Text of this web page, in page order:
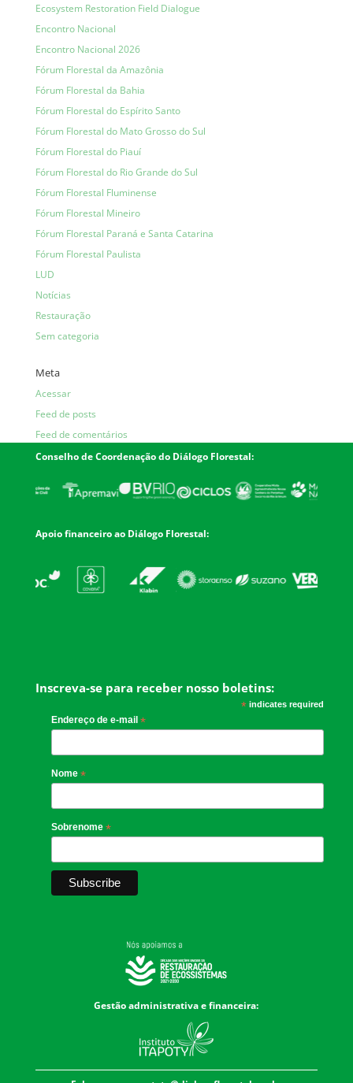
Ecosystem Restoration Field Dialogue
Encontro Nacional
Encontro Nacional 2026
Fórum Florestal da Amazônia
Fórum Florestal da Bahia
Fórum Florestal do Espírito Santo
Fórum Florestal do Mato Grosso do Sul
Fórum Florestal do Piauí
Fórum Florestal do Rio Grande do Sul
Fórum Florestal Fluminense
Fórum Florestal Mineiro
Fórum Florestal Paraná e Santa Catarina
Fórum Florestal Paulista
LUD
Notícias
Restauração
Sem categoria
Meta
Acessar
Feed de posts
Feed de comentários
WordPress.org
Conselho de Coordenação do Diálogo Florestal:
Apoio financeiro ao Diálogo Florestal:
Inscreva-se para receber nosso boletins:
*indicates required
Endereço de e-mail *
Nome *
Sobrenome *
Gestão administrativa e financeira: